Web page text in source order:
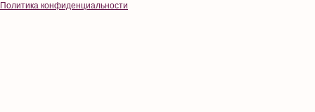
Политика конфиденциальности